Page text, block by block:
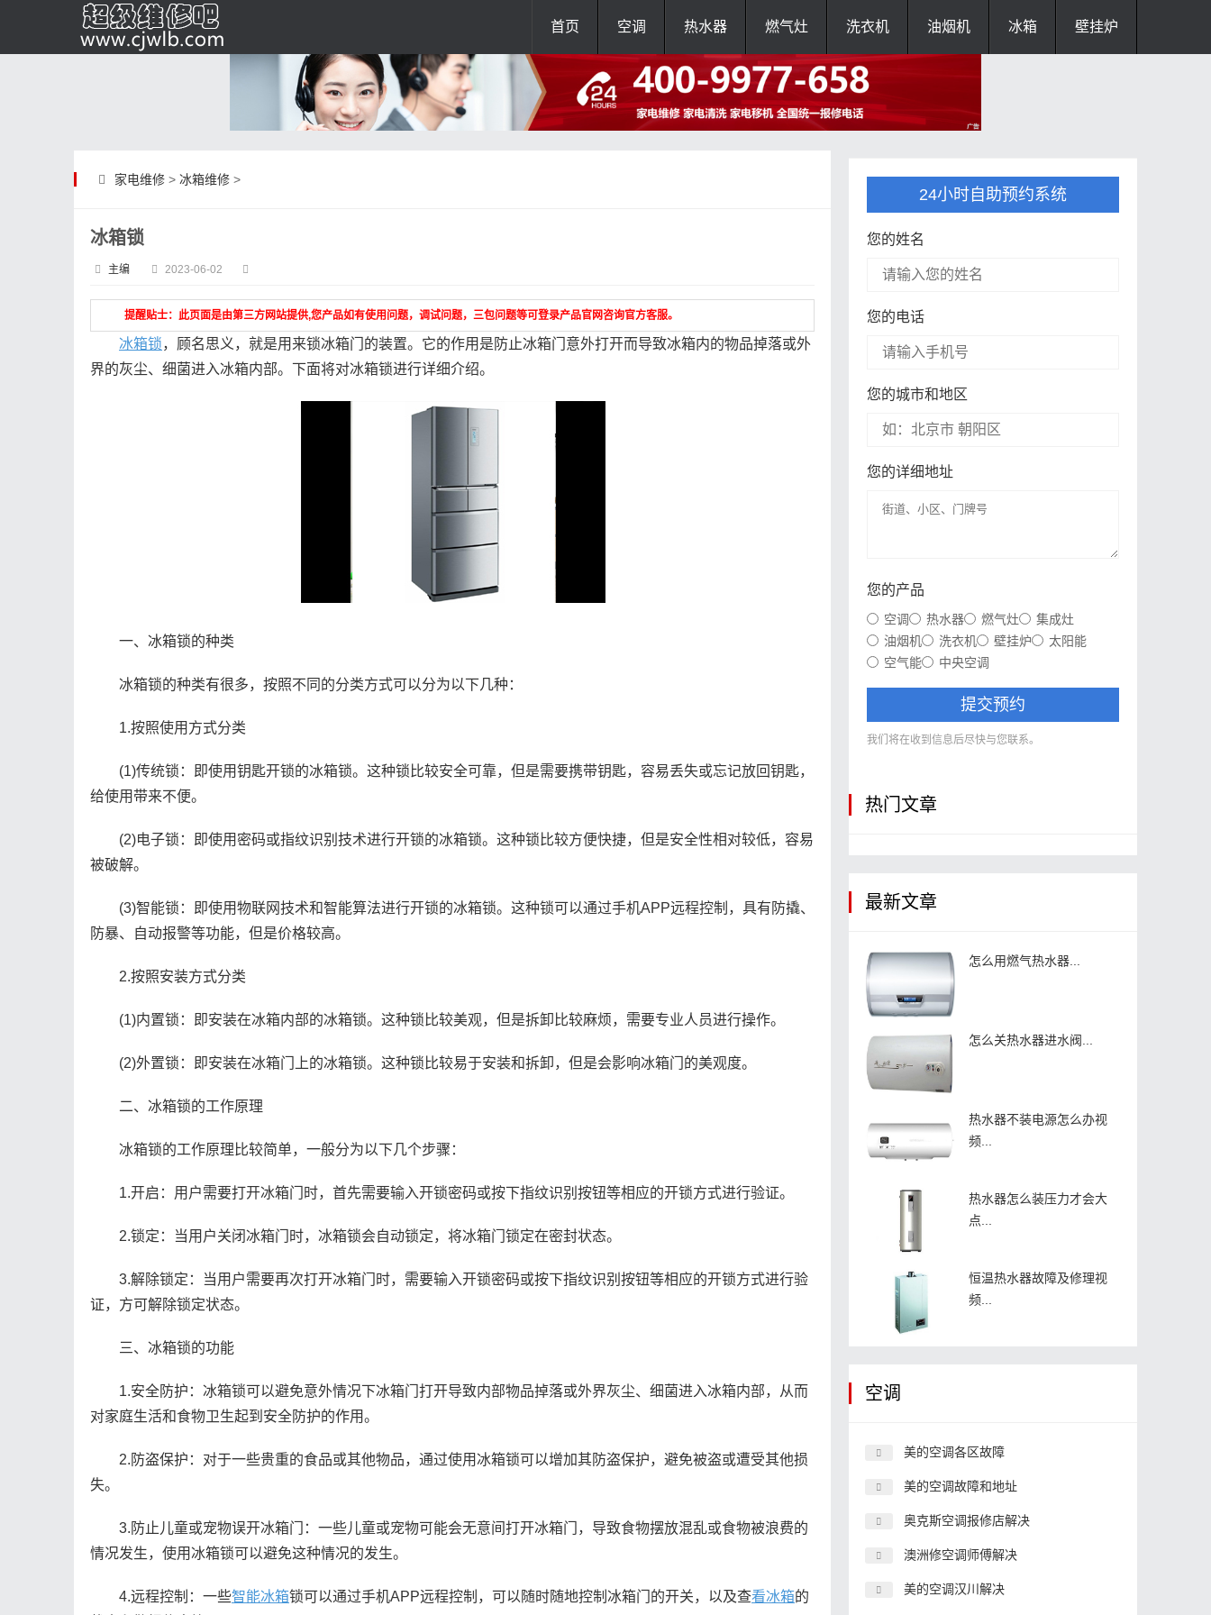
首页 空调 热水器 燃气灶 洗衣机 油烟机 冰箱 壁挂炉
家电维修> 冰箱维修>
冰箱锁
主编 2023-06-02
提醒贴士：此页面是由第三方网站提供,您产品如有使用问题，调试问题，三包问题等可登录产品官网咨询官方客服。
冰箱锁，顾名思义，就是用来锁冰箱门的装置。它的作用是防止冰箱门意外打开而导致冰箱内的物品掉落或外
界的灰尘、细菌进入冰箱内部。下面将对冰箱锁进行详细介绍。
一、冰箱锁的种类
冰箱锁的种类有很多，按照不同的分类方式可以分为以下几种：
1.按照使用方式分类
(1)传统锁：即使用钥匙开锁的冰箱锁。这种锁比较安全可靠，但是需要携带钥匙，容易丢失或忘记放回钥匙，
给使用带来不便。
(2)电子锁：即使用密码或指纹识别技术进行开锁的冰箱锁。这种锁比较方便快捷，但是安全性相对较低，容易
被破解。
(3)智能锁：即使用物联网技术和智能算法进行开锁的冰箱锁。这种锁可以通过手机APP远程控制，具有防撬、
防暴、自动报警等功能，但是价格较高。
2.按照安装方式分类
(1)内置锁：即安装在冰箱内部的冰箱锁。这种锁比较美观，但是拆卸比较麻烦，需要专业人员进行操作。
(2)外置锁：即安装在冰箱门上的冰箱锁。这种锁比较易于安装和拆卸，但是会影响冰箱门的美观度。
二、冰箱锁的工作原理
冰箱锁的工作原理比较简单，一般分为以下几个步骤：
1.开启：用户需要打开冰箱门时，首先需要输入开锁密码或按下指纹识别按钮等相应的开锁方式进行验证。
2.锁定：当用户关闭冰箱门时，冰箱锁会自动锁定，将冰箱门锁定在密封状态。
3.解除锁定：当用户需要再次打开冰箱门时，需要输入开锁密码或按下指纹识别按钮等相应的开锁方式进行验
证，方可解除锁定状态。
三、冰箱锁的功能
1.安全防护：冰箱锁可以避免意外情况下冰箱门打开导致内部物品掉落或外界灰尘、细菌进入冰箱内部，从而
对家庭生活和食物卫生起到安全防护的作用。
2.防盗保护：对于一些贵重的食品或其他物品，通过使用冰箱锁可以增加其防盗保护，避免被盗或遭受其他损
失。
3.防止儿童或宠物误开冰箱门：一些儿童或宠物可能会无意间打开冰箱门，导致食物摆放混乱或食物被浪费的
情况发生，使用冰箱锁可以避免这种情况的发生。
4.远程控制：一些智能冰箱锁可以通过手机APP远程控制，可以随时随地控制冰箱门的开关，以及查看冰箱的
24小时自助预约系统
您的姓名
您的电话
您的城市和地区
您的详细地址
您的产品
空调 热水器 燃气灶
集成灶
油烟机
洗衣机 壁挂炉
太阳能
空气能
中央空调
提交预约
我们将在收到信息后尽快与您联系。
热门文章
最新文章
怎么用燃气热水器...
怎么关热水器进水阀...
热水器不装电源怎么办视
频...
热水器怎么装压力才会大
点...
恒温热水器故障及修理视
频...
空调
美的空调各区故障
美的空调故障和地址
奥克斯空调报修店解决
澳洲修空调师傅解决
美的空调汉川解决